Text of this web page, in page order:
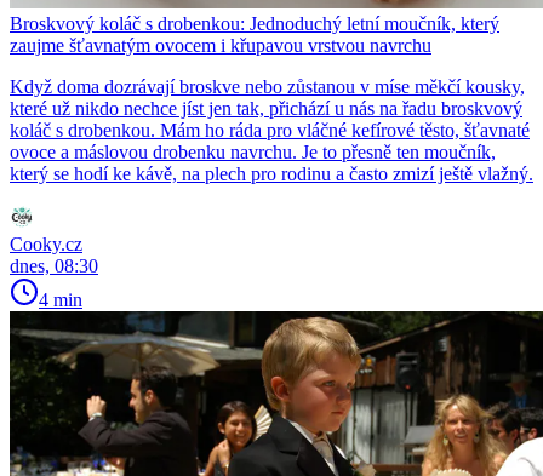
Broskvový koláč s drobenkou: Jednoduchý letní moučník, který
zaujme šťavnatým ovocem i křupavou vrstvou navrchu
Když doma dozrávají broskve nebo zůstanou v míse měkčí kousky,
které už nikdo nechce jíst jen tak, přichází u nás na řadu broskvový
koláč s drobenkou. Mám ho ráda pro vláčné kefírové těsto, šťavnaté
ovoce a máslovou drobenku navrchu. Je to přesně ten moučník,
který se hodí ke kávě, na plech pro rodinu a často zmizí ještě vlažný.
Cooky.cz
dnes, 08:30
4 min